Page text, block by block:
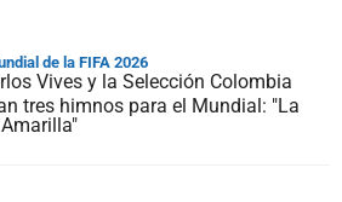
de la FIFA 2026
Vives y la Selección Colombia
tres himnos para el Mundial: "La